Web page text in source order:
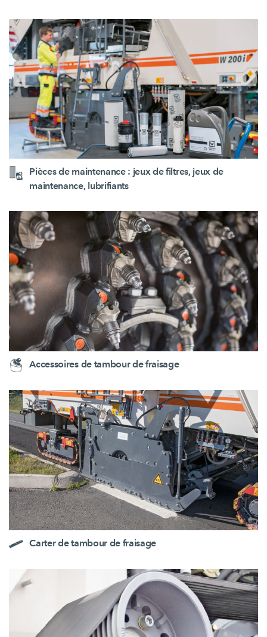
Pièces de maintenance : jeux de filtres, jeux de
maintenance, lubrifiants
Accessoires de tambour de fraisage
Carter de tambour de fraisage